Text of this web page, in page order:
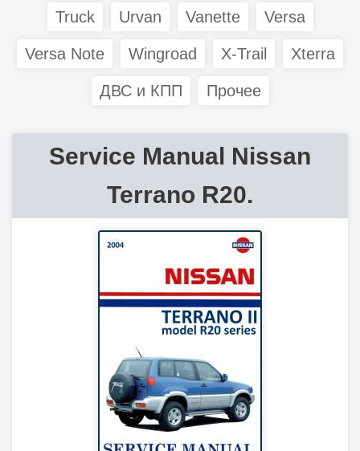
Truck Urvan Vanette Versa
Versa Note Wingroad X-Trail Xterra
ДВС и КПП Прочее
Service Manual Nissan
Terrano R20.